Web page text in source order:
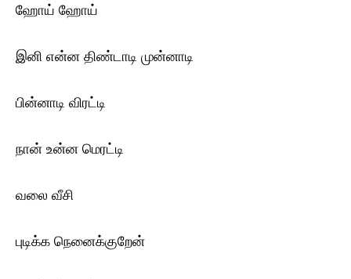
ஹோய் ஹோய்
இனி என்ன திண்டாடி முன்னாடி
பின்னாடி விரட்டி
நான் உன்ன மெரட்டி
வலை வீசி
புடிக்க நெனைக்குறேன்